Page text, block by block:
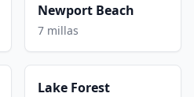
Newport Beach
7 millas
Lake Forest